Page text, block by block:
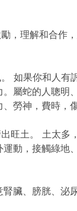
，理解和合作
如果你和人有
屬蛇的人聰明
勞神，費時，傷
旺土。 土太多
動，接觸綠地
臟、膀胱、泌